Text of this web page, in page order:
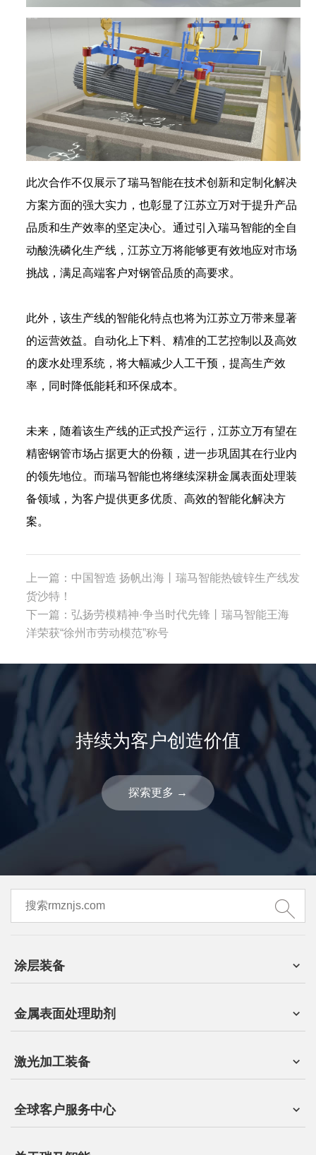
此次合作不仅展示了瑞马智能在技术创新和定制化解决
方案方面的强大实力，也彰显了江苏立万对于提升产品
品质和生产效率的坚定决心。通过引入瑞马智能的全自
动酸洗磷化生产线，江苏立万将能够更有效地应对市场
挑战，满足高端客户对钢管品质的高要求。
此外，该生产线的智能化特点也将为江苏立万带来显著
的运营效益。自动化上下料、精准的工艺控制以及高效
的废水处理系统，将大幅减少人工干预，提高生产效
率，同时降低能耗和环保成本。
未来，随着该生产线的正式投产运行，江苏立万有望在
精密钢管市场占据更大的份额，进一步巩固其在行业内
的领先地位。而瑞马智能也将继续深耕金属表面处理装
备领域，为客户提供更多优质、高效的智能化解决方
案。
上一篇： 中国智造 扬帆出海丨瑞马智能热镀锌生产线发
货沙特！
下一篇：弘扬劳模精神·争当时代先锋丨瑞马智能王海
洋荣获“徐州市劳动模范”称号
持续为客户创造价值
探索更多 →
涂层装备
金属表面处理助剂
激光加工装备
全球客户服务中心